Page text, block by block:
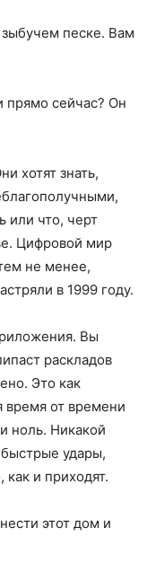
песке. Вам
сейчас? Он
хотят знать,
или что, черт
Цифровой мир
не менее,
в 1999 году.
Вы
раскладов
Это как
время от времени
ноль. Никакой
удары,
и приходят.
этот дом и